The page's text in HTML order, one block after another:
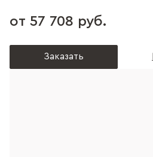
от 57 708 руб.
Заказать